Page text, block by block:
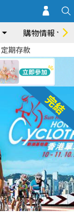
購物情報
定期存款